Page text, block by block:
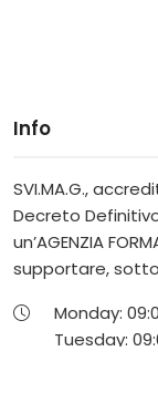
Info
SVI.MA.G.,
Decreto Definitivo
un’AGENZIA
supportare,
Monday:
Tuesday: